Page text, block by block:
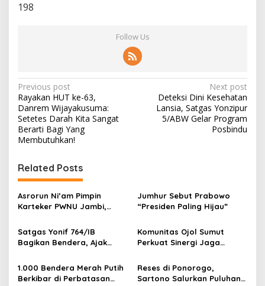
198
Follow Us
P
o
s
t
a
v
i
a
i
Previous post
Rayakan HUT ke-63,
Danrem Wijayakusuma:
Setetes Darah Kita Sangat
Berarti Bagi Yang
Membutuhkan!
Next post
Deteksi Dini Kesehatan
Lansia, Satgas Yonzipur
5/ABW Gelar Program
Posbindu
Related Posts
Asrorun Ni’am Pimpin
Karteker PWNU Jambi,
Muda Visioner untuk Abad
Kedua NU
Jumhur Sebut Prabowo
“Presiden Paling Hijau”
Satgas Yonif 764/IB
Bagikan Bendera, Ajak
HUT RI
Komunitas Ojol Sumut
Perkuat Sinergi Jaga
1.000 Bendera Merah Putih
Berkibar di Perbatasan
Reses di Ponorogo,
Sartono Salurkan Puluhan